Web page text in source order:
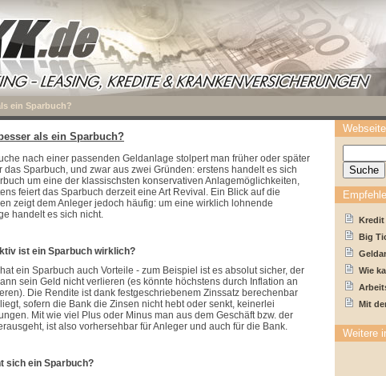
ein Sparbuch?
als ein Sparbuch?
nach einer passenden Geldanlage stolpert man früher oder später
das Sparbuch, und zwar aus zwei Gründen: erstens handelt es sich
um eine der klassischsten konservativen Anlagemöglichkeiten,
feiert das Sparbuch derzeit eine Art Revival. Ein Blick auf die
zeigt dem Anleger jedoch häufig: um eine wirklich lohnende
handelt es sich nicht.
ist ein Sparbuch wirklich?
ein Sparbuch auch Vorteile - zum Beispiel ist es absolut sicher, der
sein Geld nicht verlieren (es könnte höchstens durch Inflation an
Die Rendite ist dank festgeschriebenem Zinssatz berechenbar
sofern die Bank die Zinsen nicht hebt oder senkt, keinerlei
Mit wie viel Plus oder Minus man aus dem Geschäft bzw. der
ist also vorhersehbar für Anleger und auch für die Bank.
sich ein Sparbuch?
Kredit
Big
Wie
Mit
Weitere